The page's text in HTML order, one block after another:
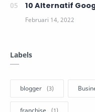
10 Alternatif
Labels
blogger